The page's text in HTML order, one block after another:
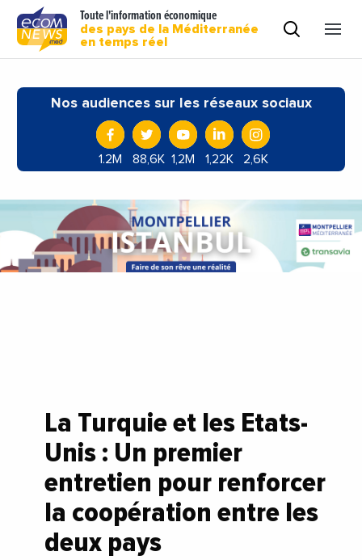
Toute l'information économique
des pays de la Méditerranée
en temps réel
Nos audiences sur les réseaux sociaux
1.2M 88,6K 1,2M 1,22K 2,6K
La Turquie et les Etats-
Unis : Un premier
entretien pour renforcer
la coopération entre les
deux pays